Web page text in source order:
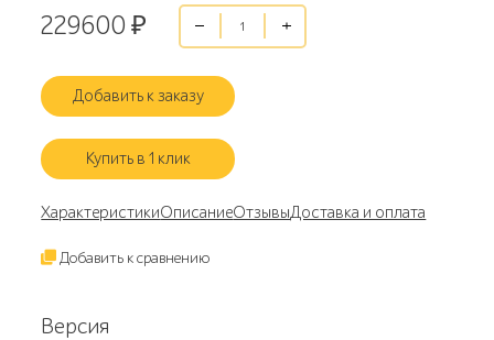
229600 ₽
Добавить к заказу
Купить в 1 клик
ХарактеристикиОписаниеОтзывыДоставка и оплата
Добавить к сравнению
Версия